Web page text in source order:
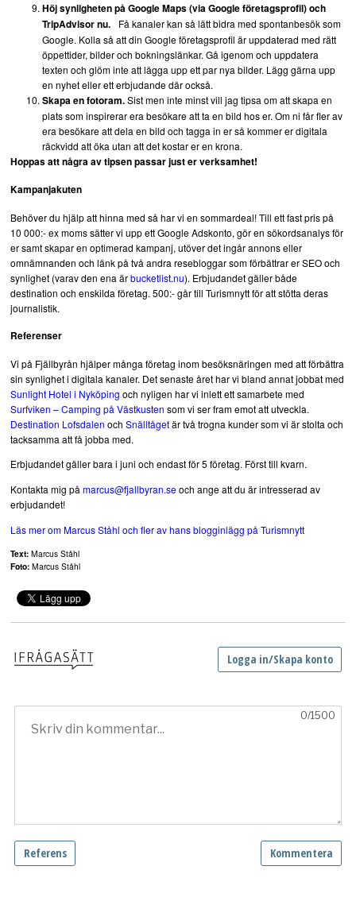
Höj synligheten på Google Maps (via Google företagsprofil) och
TripAdvisor nu.Få kanaler kan så lätt bidra med spontanbesök som
Google. Kolla så att din Google företagsprofil är uppdaterad med rätt
öppettider, bilder och bokningslänkar. Gå igenom och uppdatera
texten och glöm inte att lägga upp ett par nya bilder. Lägg gärna upp
en nyhet eller ett erbjudande där också.
Skapa en fotoram.Sist men inte minst vill jag tipsa om att skapa en
plats som inspirerar era besökare att ta en bild hos er. Om ni får fler av
era besökare att dela en bild och tagga in er så kommer er digitala
räckvidd att öka utan att det kostar er en krona.
Hoppas att några av tipsen passar just er verksamhet!
Kampanjakuten
Behöver du hjälp att hinna med så har vi en sommardeal! Till ett fast pris på
10 000:- ex moms sätter vi upp ett Google Adskonto, gör en sökordsanalys för
er samt skapar en optimerad kampanj, utöver det ingår annons eller
omnämnanden och länk på två andra resebloggar som förbättrar er SEO och
synlighet (varav den ena ärbucketlist.nu). Erbjudandet gäller både
destination och enskilda företag. 500:- går till Turismnytt för att stötta deras
journalistik.
Referenser
Vi på Fjällbyrån hjälper många företag inom besöksnäringen med att förbättra
sin synlighet i digitala kanaler. Det senaste året har vi bland annat jobbat med
Sunlight Hotel i Nyköping och nyligen har vi inlett ett samarbete med
Surfviken – Camping på Västkusten som vi ser fram emot att utveckla.
Destination Lofsdalen och Snälltågetär två trogna kunder som vi är stolta och
tacksamma att få jobba med.
Erbjudandet gäller bara i juni och endast för 5 företag. Först till kvarn.
Kontakta mig på marcus@fjallbyran.se och ange att du är intresserad av
erbjudandet!
Läs mer om Marcus Ståhl och fler av hans blogginlägg på Turismnytt
Text: Marcus Ståhl
Foto: Marcus Ståhl